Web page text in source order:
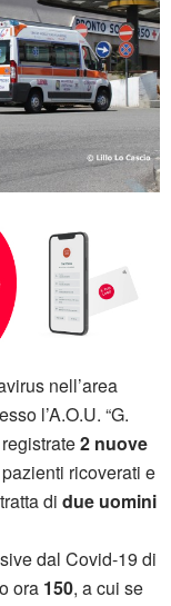
nell’area
l’A.O.U. “G.
2 nuove
ricoverati e
di due uomini
dal Covid-19 di
ora 150, a cui se